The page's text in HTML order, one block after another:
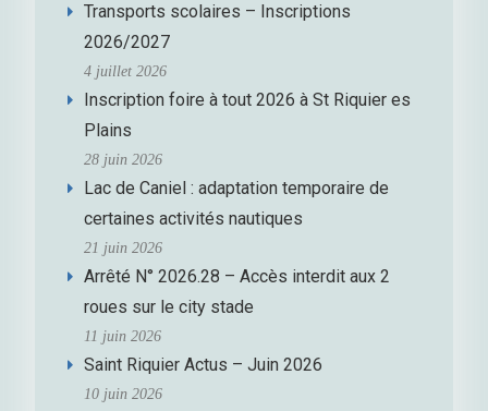
Transports scolaires – Inscriptions
2026/2027
4 juillet 2026
Inscription foire à tout 2026 à St Riquier es
Plains
28 juin 2026
Lac de Caniel : adaptation temporaire de
certaines activités nautiques
21 juin 2026
Arrêté N° 2026.28 – Accès interdit aux 2
roues sur le city stade
11 juin 2026
Saint Riquier Actus – Juin 2026
10 juin 2026